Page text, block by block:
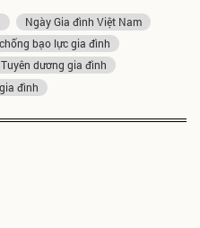
Ngày Gia đình Việt Nam
bạo lực gia đình
Tuyên dương gia đình
đình